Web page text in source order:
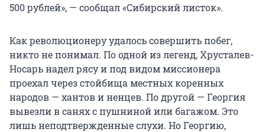
500рублей», — сообщал «Сибирский листок».
Как революционеру удалось совершить побег,
никто не понимал. По одной из легенд, Хрусталев-
Носарь надел рясу и под видом миссионера
проехал через стойбища местных коренных
народов — хантов и ненцев. По другой — Георгия
вывезли в санях с пушниной или багажом. Это
лишь неподтвержденные слухи. Но Георгию,